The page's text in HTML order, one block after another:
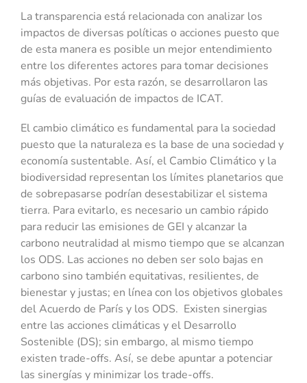
La transparencia está relacionada con analizar los
impactos de diversas políticas o acciones puesto que
de esta manera es posible un mejor entendimiento
entre los diferentes actores para tomar decisiones
más objetivas. Por esta razón, se desarrollaron las
guías de evaluación de impactos de ICAT.
El cambio climático es fundamental para la sociedad
puesto que la naturaleza es la base de una sociedad y
economía sustentable. Así, el Cambio Climático y la
biodiversidad representan los límites planetarios que
de sobrepasarse podrían desestabilizar el sistema
tierra. Para evitarlo, es necesario un cambio rápido
para reducir las emisiones de GEI y alcanzar la
carbono neutralidad al mismo tiempo que se alcanzan
los ODS. Las acciones no deben ser solo bajas en
carbono sino también equitativas, resilientes, de
bienestar y justas; en línea con los objetivos globales
del Acuerdo de París y los ODS. Existen sinergias
entre las acciones climáticas y el Desarrollo
Sostenible (DS); sin embargo, al mismo tiempo
existen trade-offs. Así, se debe apuntar a potenciar
las sinergías y minimizar los trade-offs.